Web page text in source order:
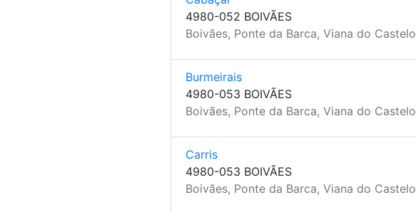
4980-052 BOIVÃES
Boivães, Ponte da Barca, Viana do Castelo
Burmeirais
4980-053 BOIVÃES
Boivães, Ponte da Barca, Viana do Castelo
Carris
4980-053 BOIVÃES
Boivães, Ponte da Barca, Viana do Castelo